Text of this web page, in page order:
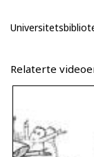
Relaterte